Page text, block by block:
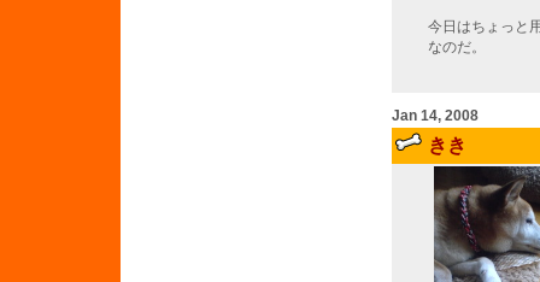
今日はちょっと
なのだ。
Jan 14, 2008
きき